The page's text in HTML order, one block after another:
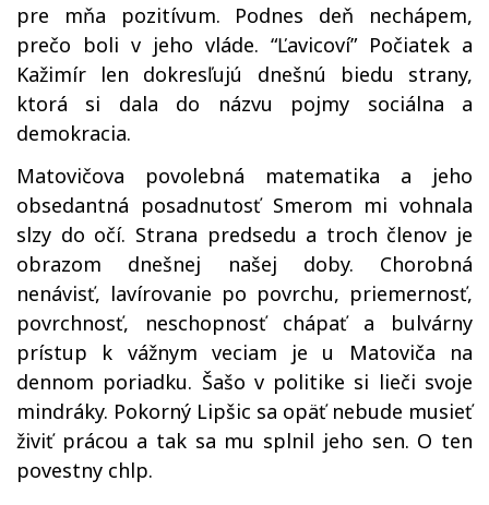
pre mňa pozitívum. Podnes deň nechápem,
prečo boli v jeho vláde. “Ľavicoví” Počiatek a
Kažimír len dokresľujú dnešnú biedu strany,
ktorá si dala do názvu pojmy sociálna a
demokracia.
Matovičova povolebná matematika a jeho
obsedantná posadnutosť Smerom mi vohnala
slzy do očí. Strana predsedu a troch členov je
obrazom dnešnej našej doby. Chorobná
nenávisť, lavírovanie po povrchu, priemernosť,
povrchnosť, neschopnosť chápať a bulvárny
prístup k vážnym veciam je u Matoviča na
dennom poriadku. Šašo v politike si lieči svoje
mindráky. Pokorný Lipšic sa opäť nebude musieť
živiť prácou a tak sa mu splnil jeho sen. O ten
povestny chlp.